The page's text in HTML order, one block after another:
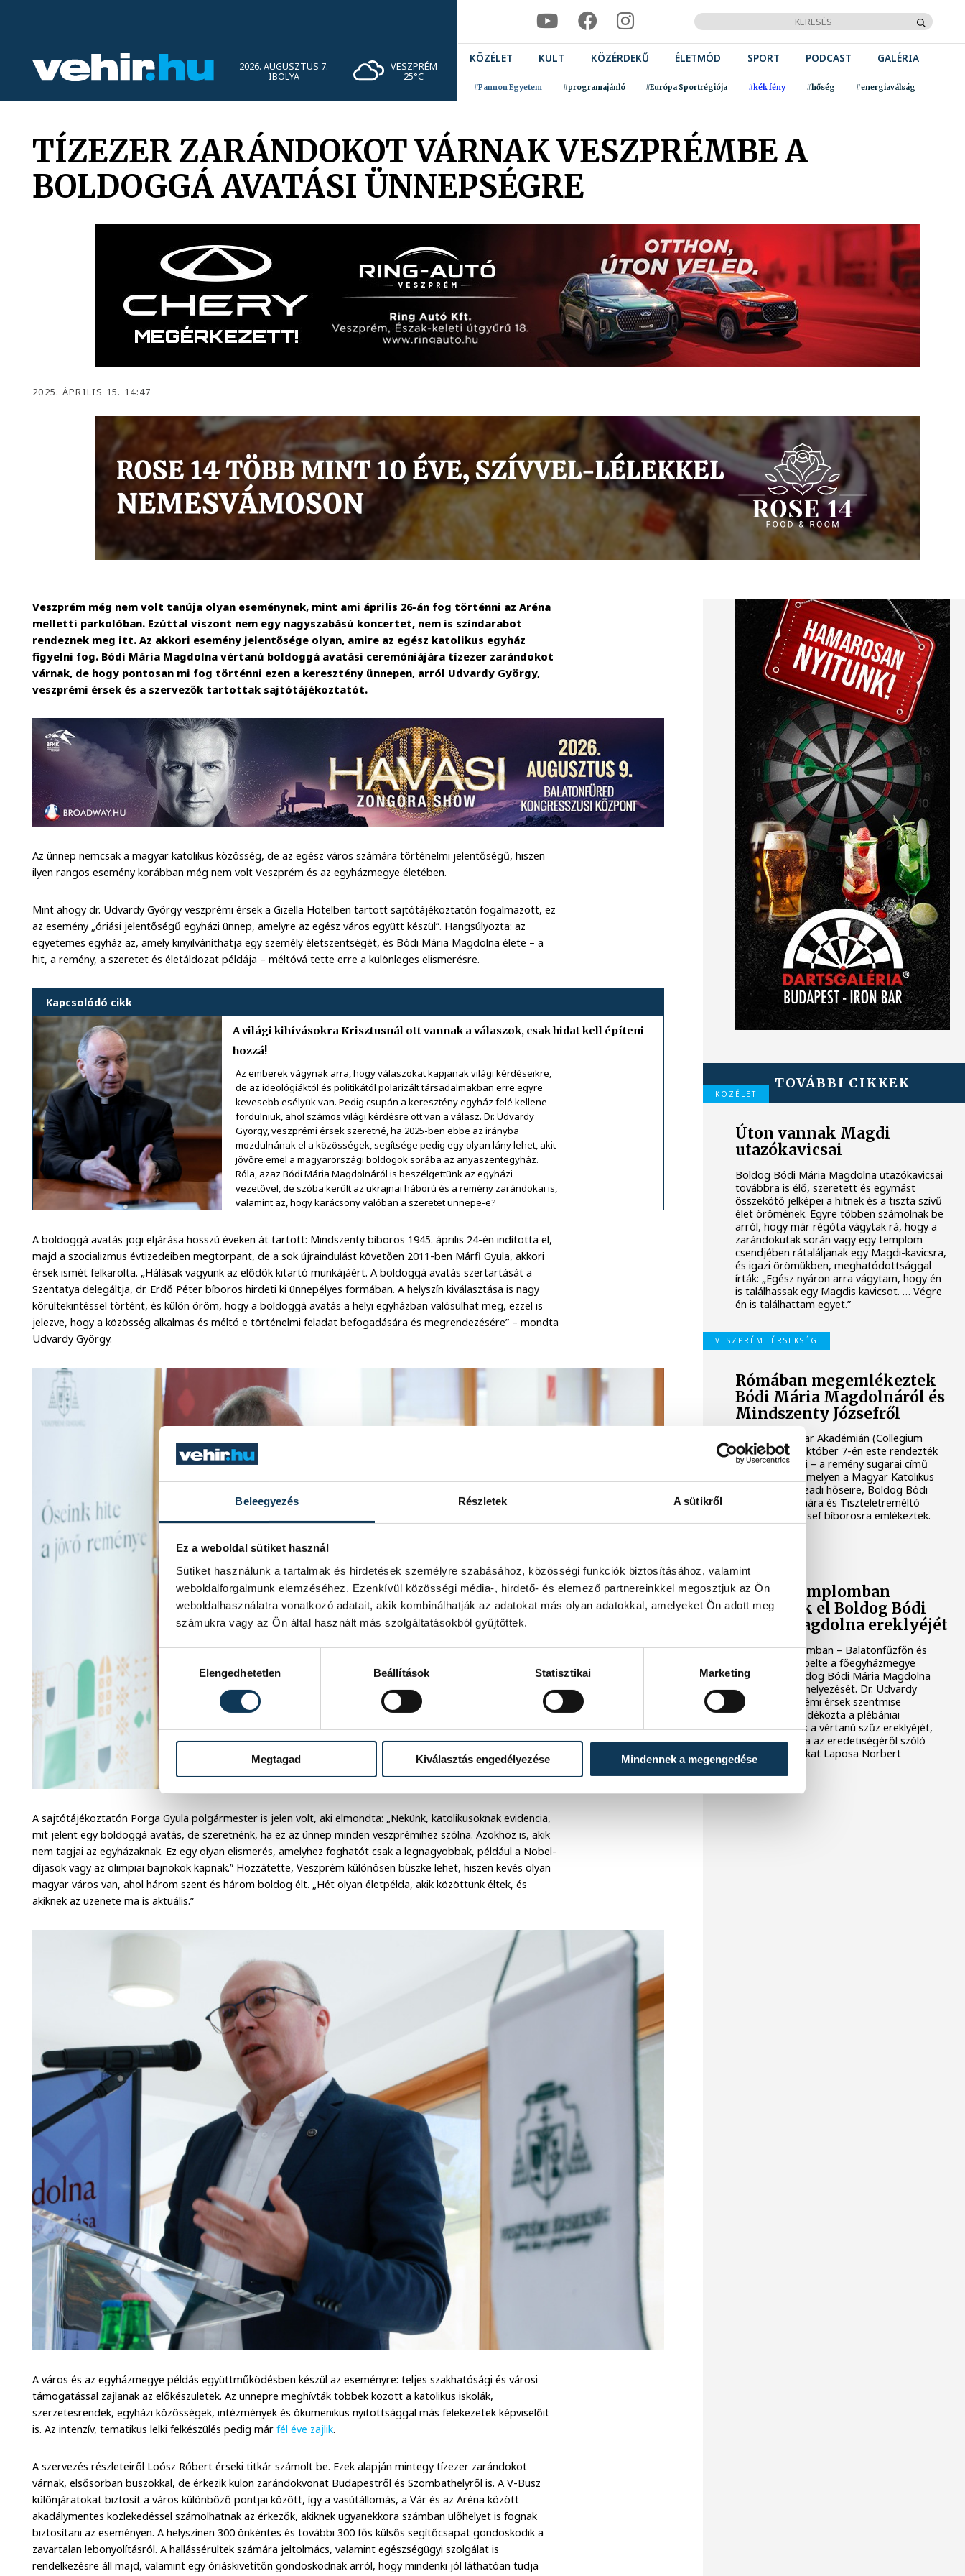
Beleegyezés Részletek A sütikről
Ez a weboldal sütiket használ
Sütiket használunk a tartalmak és hirdetések személyre szabásához, közösségi funkciók biztosításához, valamint
weboldalforgalmunk elemzéséhez. Ezenkívül közösségi média-, hirdető- és elemező partnereinkkel megosztjuk az Ön
weboldalhasználatra vonatkozó adatait, akik kombinálhatják az adatokat más olyan adatokkal, amelyeket Ön adott meg
számukra vagy az Ön által használt más szolgáltatásokból gyűjtöttek.
Hozzájárulás kiválasztása
Elengedhetetlen
Beállítások Statisztikai Marketing
Megtagad Kiválasztás engedélyezése Mindennek a megengedése
2026. AUGUSZTUS 7.
IBOLYA
VESZPRÉM
25°C
KÖZÉLET KULT KÖZÉRDEKŰ ÉLETMÓD SPORT PODCAST GALÉRIA
#Pannon Egyetem #programajánló #Európa Sportrégiója #kék fény #hőség #energiaválság
TÍZEZER ZARÁNDOKOT VÁRNAK VESZPRÉMBE A
BOLDOGGÁ AVATÁSI ÜNNEPSÉGRE
2025. ÁPRILIS 15. 14:47
Veszprém még nem volt tanúja olyan eseménynek, mint ami április 26-án fog történni az Aréna
melletti parkolóban. Ezúttal viszont nem egy nagyszabású koncertet, nem is színdarabot
rendeznek meg itt. Az akkori esemény jelentősége olyan, amire az egész katolikus egyház
figyelni fog. Bódi Mária Magdolna vértanú boldoggá avatási ceremóniájára tízezer zarándokot
várnak, de hogy pontosan mi fog történni ezen a keresztény ünnepen, arról Udvardy György,
veszprémi érsek és a szervezők tartottak sajtótájékoztatót.
Az ünnep nemcsak a magyar katolikus közösség, de az egész város számára történelmi jelentőségű, hiszen
ilyen rangos esemény korábban még nem volt Veszprém és az egyházmegye életében.
Mint ahogy dr. Udvardy György veszprémi érsek a Gizella Hotelben tartott sajtótájékoztatón fogalmazott, ez
az esemény „óriási jelentőségű egyházi ünnep, amelyre az egész város együtt készül”. Hangsúlyozta: az
egyetemes egyház az, amely kinyilváníthatja egy személy életszentségét, és Bódi Mária Magdolna élete – a
hit, a remény, a szeretet és életáldozat példája – méltóvá tette erre a különleges elismerésre.
Kapcsolódó cikk
A világi kihívásokra Krisztusnál ott vannak a válaszok, csak hidat kell építeni
hozzá!
Az emberek vágynak arra, hogy válaszokat kapjanak világi kérdéseikre,
de az ideológiáktól és politikától polarizált társadalmakban erre egyre
kevesebb esélyük van. Pedig csupán a keresztény egyház felé kellene
fordulniuk, ahol számos világi kérdésre ott van a válasz. Dr. Udvardy
György, veszprémi érsek szeretné, ha 2025-ben ebbe az irányba
mozdulnának el a közösségek, segítsége pedig egy olyan lány lehet, akit
jövőre emel a magyarországi boldogok sorába az anyaszentegyház.
Róla, azaz Bódi Mária Magdolnáról is beszélgettünk az egyházi
vezetővel, de szóba került az ukrajnai háború és a remény zarándokai is,
valamint az, hogy karácsony valóban a szeretet ünnepe-e?
A boldoggá avatás jogi eljárása hosszú éveken át tartott: Mindszenty bíboros 1945. április 24-én indította el,
majd a szocializmus évtizedeiben megtorpant, de a sok újraindulást követően 2011-ben Márfi Gyula, akkori
érsek ismét felkarolta. „Hálásak vagyunk az elődök kitartó munkájáért. A boldoggá avatás szertartását a
Szentatya delegáltja, dr. Erdő Péter bíboros hirdeti ki ünnepélyes formában. A helyszín kiválasztása is nagy
körültekintéssel történt, és külön öröm, hogy a boldoggá avatás a helyi egyházban valósulhat meg, ezzel is
jelezve, hogy a közösség alkalmas és méltó e történelmi feladat befogadására és megrendezésére” – mondta
Udvardy György.
A sajtótájékoztatón Porga Gyula polgármester is jelen volt, aki elmondta: „Nekünk, katolikusoknak evidencia,
mit jelent egy boldoggá avatás, de szeretnénk, ha ez az ünnep minden veszprémihez szólna. Azokhoz is, akik
nem tagjai az egyházaknak. Ez egy olyan elismerés, amelyhez foghatót csak a legnagyobbak, például a Nobel-
díjasok vagy az olimpiai bajnokok kapnak.” Hozzátette, Veszprém különösen büszke lehet, hiszen kevés olyan
magyar város van, ahol három szent és három boldog élt. „Hét olyan életpélda, akik közöttünk éltek, és
akiknek az üzenete ma is aktuális.”
A város és az egyházmegye példás együttműködésben készül az eseményre: teljes szakhatósági és városi
támogatással zajlanak az előkészületek. Az ünnepre meghívták többek között a katolikus iskolák,
szerzetesrendek, egyházi közösségek, intézmények és ökumenikus nyitottsággal más felekezetek képviselőit
is. Az intenzív, tematikus lelki felkészülés pedig márfél éve zajlik.
A szervezés részleteiről Loósz Róbert érseki titkár számolt be. Ezek alapján mintegy tízezer zarándokot
várnak, elsősorban buszokkal, de érkezik külön zarándokvonat Budapestről és Szombathelyről is. A V-Busz
különjáratokat biztosít a város különböző pontjai között, így a vasútállomás, a Vár és az Aréna között
akadálymentes közlekedéssel számolhatnak az érkezők, akiknek ugyanekkora számban ülőhelyet is fognak
biztosítani az eseményen. A helyszínen 300 önkéntes és további 300 fős külsős segítőcsapat gondoskodik a
zavartalan lebonyolításról. A hallássérültek számára jeltolmács, valamint egészségügyi szolgálat is
rendelkezésre áll majd, valamint egy óriáskivetítőn gondoskodnak arról, hogy mindenki jól láthatóan tudja
TOVÁBBI CIKKEK
KÖZÉLET
Úton vannak Magdi
utazókavicsai
Boldog Bódi Mária Magdolna utazókavicsai
továbbra is élő, szeretett és egymást
összekötő jelképei a hitnek és a tiszta szívű
élet örömének. Egyre többen számolnak be
arról, hogy már régóta vágytak rá, hogy a
zarándokutak során vagy egy templom
csendjében rátaláljanak egy Magdi-kavicsra,
és igazi örömükben, meghatódottsággal
írták: „Egész nyáron arra vágytam, hogy én
is találhassak egy Magdis kavicsot. … Végre
én is találhattam egyet.”
VESZPRÉMI ÉRSEKSÉG
Rómában megemlékeztek
Bódi Mária Magdolnáról és
Mindszenty Józsefről
A Római Magyar Akadémián (Collegium
Hungaricum) október 7-én este rendezték
meg A hit tanúi – a remény sugarai című
konferenciát, amelyen a Magyar Katolikus
Egyház 20. századi hőseire, Boldog Bódi
Mária Magdolnára és Tiszteletreméltó
Mindszenty József bíborosra emlékeztek.
Három templomban
helyezték el Boldog Bódi
Mária Magdolna ereklyéjét
Három templomban – Balatonfűzfőn és
Litéren – ünnepelte a főegyházmegye
közössége Boldog Bódi Mária Magdolna
ereklyéjének elhelyezését. Dr. Udvardy
György veszprémi érsek szentmise
keretében ajándékozta a plébániai
közösségeknek a vértanú szűz ereklyéjét,
valamint átadta az eredetiségéről szóló
dokumentumokat Laposa Norbert
plébánosnak.